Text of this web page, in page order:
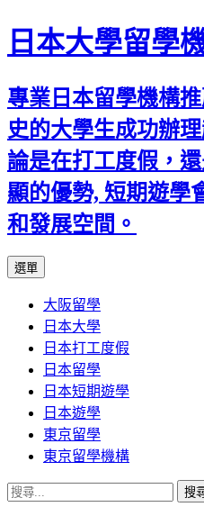
日本大學留學
專業日本留學機構
史的大學生成功辦
論是在打工度假，
顯的優勢, 短期遊學
和發展空間。
選單
內
容
大阪留學
日本大學
日本打工度假
日本留學
日本短期遊學
日本遊學
東京留學
東京留學機構
搜